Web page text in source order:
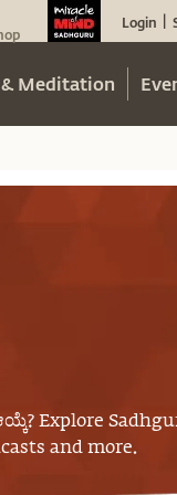
Login
& Meditation
? Explore
and more.